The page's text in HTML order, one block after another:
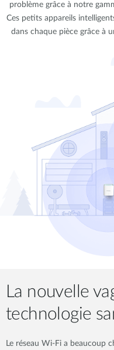
problème grâce à notre
Ces petits appareils
dans chaque pièce grâce à
La nouvelle
technologie
Le réseau Wi-Fi a beaucoup